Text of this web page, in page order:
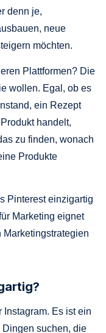
denn je,
neue
möchten.
Plattformen? Die
wollen. Egal, ob es
ein Rezept
handelt,
zu finden, wonach
Produkte
Pinterest einzigartig
Marketing eignet
Instagram. Es ist ein
Dingen suchen, die